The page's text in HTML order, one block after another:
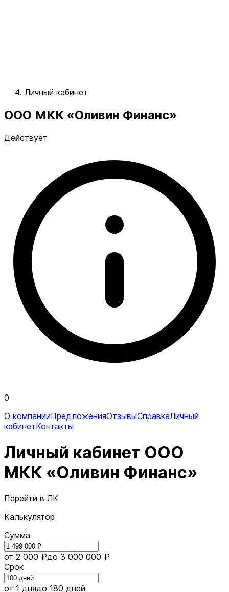
Личный кабинет
ООО МКК «Оливин Финанс»
Действует
0
О компанииПредложенияОтзывыСправкаЛичный
кабинетКонтакты
Личный кабинет ООО
МКК «Оливин Финанс»
Перейти в ЛК
Калькулятор
Сумма
от 2 000 ₽до 3 000 000 ₽
Срок
от 1 днядо 180 дней